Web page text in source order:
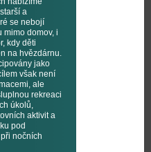
a
se nebojí
mimo domov, i
kdy děti
na hvězdárnu.
jako
však není
ale
rekreaci
úkolů,
aktivit a
pod
nočních